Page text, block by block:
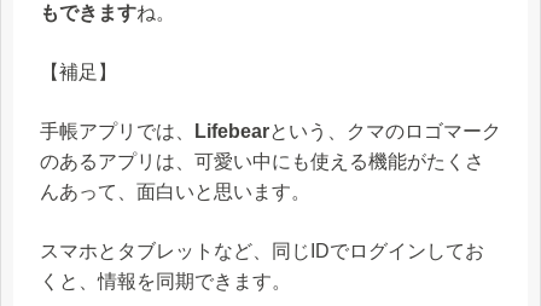
もできますね。
【補足】
手帳アプリでは、 Lifebearという、クマのロゴマーク
のあるアプリは、可愛い中にも使える機能がたくさ
んあって、面白いと思います。
スマホとタブレットなど、同じIDでログインしてお
くと、情報を同期できます。